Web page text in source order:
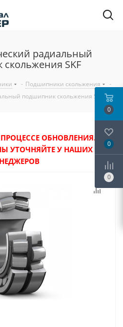
радиальный
SKF
- Подшипники скольжения
-
подшипник скольжения SKF
ОБНОВЛЕНИЯ.
УТОЧНЯЙТЕ У НАШИХ
0
0
0